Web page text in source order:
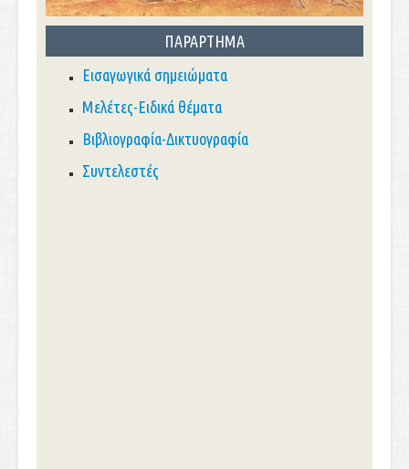
ΠΑΡΑΡΤΗΜΑ
Εισαγωγικά σημειώματα
Μελέτες-Ειδικά θέματα
Βιβλιογραφία-Δικτυογραφία
Συντελεστές